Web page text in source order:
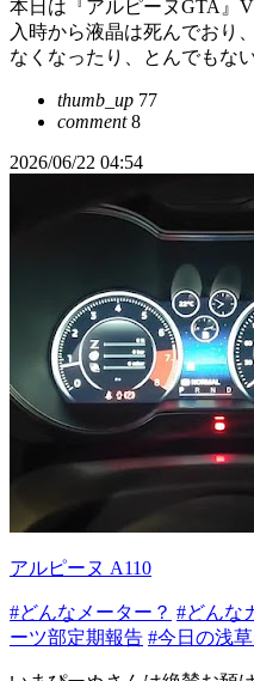
本日は『アルピーヌGTA』
入時から液晶は死んでおり
なくなったり、とんでもな
thumb_up 77
comment8
2026/06/22 04:54
アルピーヌ A110
#どんなメーター？ #どんな
ーツ部定期報告 #今日の浅